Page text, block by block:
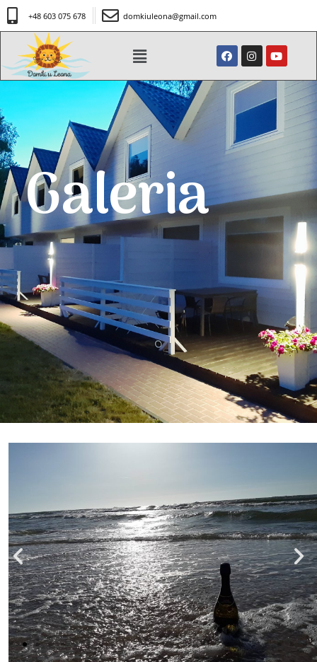
+48 603 075 678 domkiuleona@gmail.com
Galeria